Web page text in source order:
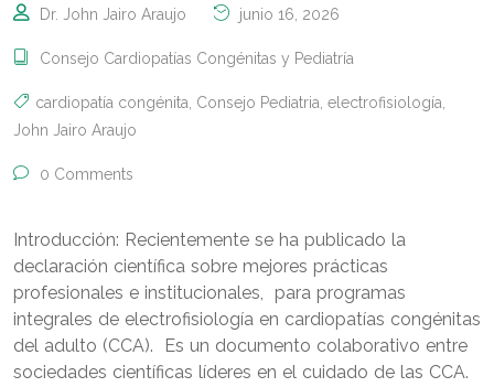
Dr. John Jairo Araujo junio 16, 2026
Consejo Cardiopatías Congénitas y Pediatría
cardiopatía congénita, Consejo Pediatria, electrofisiología,
John Jairo Araujo
0 Comments
Introducción: Recientemente se ha publicado la
declaración científica sobre mejores prácticas
profesionales e institucionales, para programas
integrales de electrofisiología en cardiopatías congénitas
del adulto (CCA). Es un documento colaborativo entre
sociedades científicas líderes en el cuidado de las CCA.